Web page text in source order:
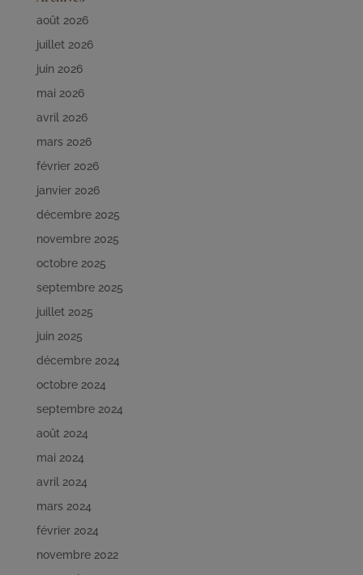
août 2026
juillet 2026
juin 2026
mai 2026
avril 2026
mars 2026
février 2026
janvier 2026
décembre 2025
novembre 2025
octobre 2025
septembre 2025
juillet 2025
juin 2025
décembre 2024
octobre 2024
septembre 2024
août 2024
mai 2024
avril 2024
mars 2024
février 2024
novembre 2022